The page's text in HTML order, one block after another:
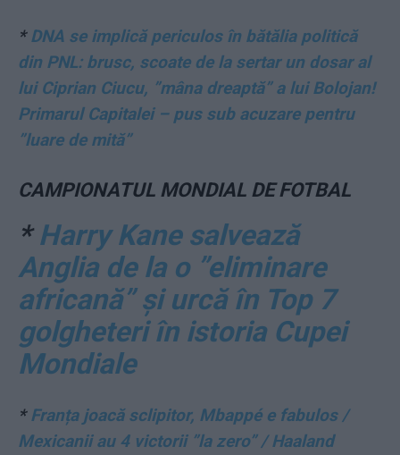
*DNA se implică periculos în bătălia politică
din PNL: brusc, scoate de la sertar un dosar al
lui Ciprian Ciucu, ”mâna dreaptă” a lui Bolojan!
Primarul Capitalei – pus sub acuzare pentru
”luare de mită”
CAMPIONATUL MONDIAL DE FOTBAL
*Harry Kane salvează
Anglia de la o ”eliminare
africană” și urcă în Top 7
golgheteri în istoria Cupei
Mondiale
*Franța joacă sclipitor, Mbappé e fabulos /
Mexicanii au 4 victorii ”la zero” / Haaland